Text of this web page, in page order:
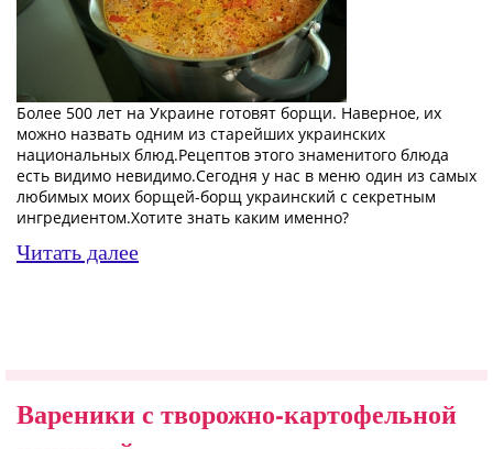
Более 500 лет на Украине готовят борщи. Наверное, их
можно назвать одним из старейших украинских
национальных блюд.Рецептов этого знаменитого блюда
есть видимо невидимо.Сегодня у нас в меню один из самых
любимых моих борщей-борщ украинский с секретным
ингредиентом.Хотите знать каким именно?
Читать далее
Вареники с творожно-картофельной